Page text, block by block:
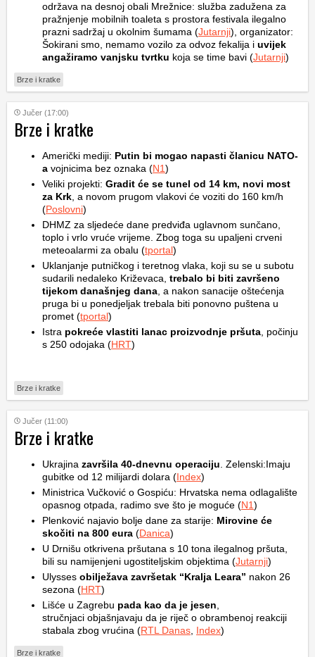
održava na desnoj obali Mrežnice: služba zadužena za
pražnjenje mobilnih toaleta s prostora festivala ilegalno
prazni sadržaj u okolnim šumama (Jutarnji), organizator:
Šokirani smo, nemamo vozilo za odvoz fekalija i uvijek
angažiramo vanjsku tvrtku koja se time bavi (Jutarnji)
Brze i kratke
Jučer (17:00)
Brze i kratke
Američki mediji: Putin bi mogao napasti članicu NATO-
a vojnicima bez oznaka (N1)
Veliki projekti: Gradit će se tunel od 14 km, novi most
za Krk , a novom prugom vlakovi će voziti do 160 km/h
(Poslovni)
DHMZ za sljedeće dane predviđa uglavnom sunčano,
toplo i vrlo vruće vrijeme. Zbog toga su upaljeni crveni
meteoalarmi za obalu (tportal)
Uklanjanje putničkog i teretnog vlaka, koji su se u subotu
sudarili nedaleko Križevaca, trebalo bi biti završeno
tijekom današnjeg dana , a nakon sanacije oštećenja
pruga bi u ponedjeljak trebala biti ponovno puštena u
promet (tportal)
Istra pokreće vlastiti lanac proizvodnje pršuta , počinju
s 250 odojaka (HRT)
Brze i kratke
Jučer (11:00)
Brze i kratke
Ukrajina završila 40-dnevnu operaciju . Zelenski:Imaju
gubitke od 12 milijardi dolara (Index)
Ministrica Vučković o Gospiću: Hrvatska nema odlagalište
opasnog otpada, radimo sve što je moguće (N1)
Plenković najavio bolje dane za starije: Mirovine će
skočiti na 800 eura (Danica)
U Drnišu otkrivena pršutana s 10 tona ilegalnog pršuta,
bili su namijenjeni ugostiteljskim objektima (Jutarnji)
Ulysses obilježava završetak “Kralja Leara” nakon 26
sezona (HRT)
Lišće u Zagrebu pada kao da je jesen
stručnjaci objašnjavaju da je riječ o obrambenoj reakciji
stabala zbog vrućina (RTL Danas Index)
Brze i kratke